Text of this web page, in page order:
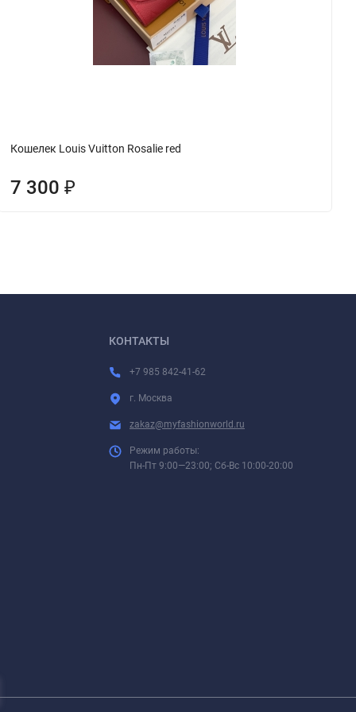
Кошелек Louis Vuitton Rosalie red
7 300 ₽
КОНТАКТЫ
+7 985 842-41-62
г. Москва
zakaz@myfashionworld.ru
Режим работы:
Пн-Пт 9:00—23:00; Сб-Вс 10:00-20:00